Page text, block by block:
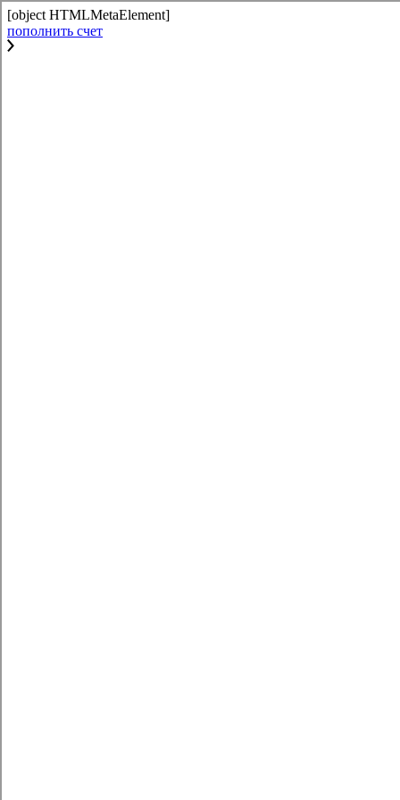
[object HTMLMetaElement]
пополнить счет